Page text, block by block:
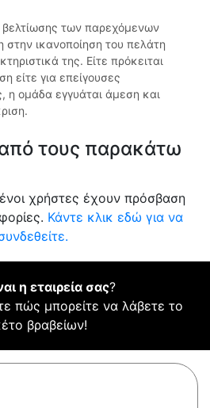
βελτίωσης των παρεχόμενων
ικανοποίηση του πελάτη
της. Είτε πρόκειται
είτε για επείγουσες
η ομάδα εγγυάται άμεση και
τους παρακάτω
χρήστες έχουν πρόσβαση
Κάντε κλικ εδώ για να
η εταιρεία σας?
πώς μπορείτε να λάβετε το
βραβείων!